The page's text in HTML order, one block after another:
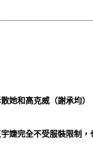
她和高克威（謝承均
婕完全不受服裝限制